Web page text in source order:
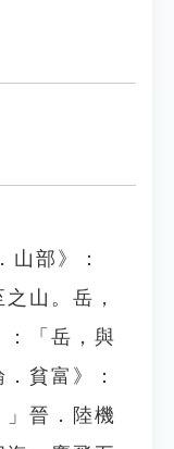
部》：
山。岳，
：「岳，與
貧富》：
」晉．陸機